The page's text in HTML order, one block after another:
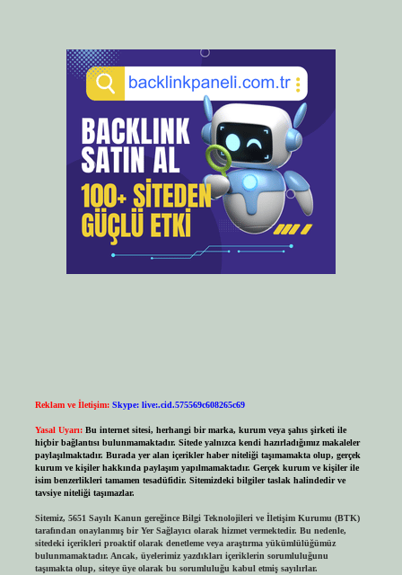
Reklam ve İletişim: Skype: live:.cid.575569c608265c69
Yasal Uyarı: Bu internet sitesi, herhangi bir marka, kurum veya şahıs şirketi ile
hiçbir bağlantısı bulunmamaktadır. Sitede yalnızca kendi hazırladığımız makaleler
paylaşılmaktadır. Burada yer alan içerikler haber niteliği taşımamakta olup, gerçek
kurum ve kişiler hakkında paylaşım yapılmamaktadır. Gerçek kurum ve kişiler ile
isim benzerlikleri tamamen tesadüfidir. Sitemizdeki bilgiler taslak halindedir ve
tavsiye niteliği taşımazlar.
Sitemiz, 5651 Sayılı Kanun gereğince Bilgi Teknolojileri ve İletişim Kurumu (BTK)
tarafından onaylanmış bir Yer Sağlayıcı olarak hizmet vermektedir. Bu nedenle,
sitedeki içerikleri proaktif olarak denetleme veya araştırma yükümlülüğümüz
bulunmamaktadır. Ancak, üyelerimiz yazdıkları içeriklerin sorumluluğunu
taşımakta olup, siteye üye olarak bu sorumluluğu kabul etmiş sayılırlar.